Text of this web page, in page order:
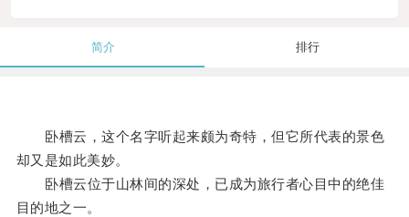
简介 排行
卧槽云，这个名字听起来颇为奇特，但它所代表的景色
却又是如此美妙。
卧槽云位于山林间的深处，已成为旅行者心目中的绝佳
目的地之一。